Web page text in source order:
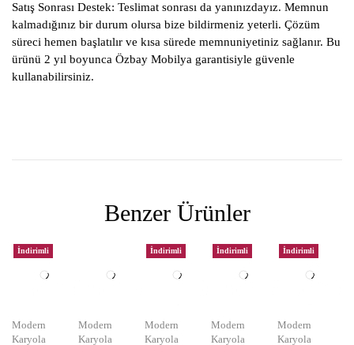
Satış Sonrası Destek: Teslimat sonrası da yanınızdayız. Memnun
kalmadığınız bir durum olursa bize bildirmeniz yeterli. Çözüm
süreci hemen başlatılır ve kısa sürede memnuniyetiniz sağlanır. Bu
ürünü 2 yıl boyunca Özbay Mobilya garantisiyle güvenle
kullanabilirsiniz.
Benzer Ürünler
İndirimli
Modern
Karyola
Modern
Karyola
İndirimli
Modern
Karyola
İndirimli
Modern
Karyola
İndirimli
Modern
Karyola